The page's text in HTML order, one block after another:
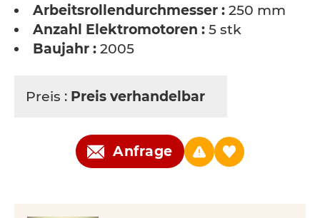
Arbeitsrollendurchmesser : 250 mm
Anzahl Elektromotoren : 5 stk
Baujahr : 2005
Preis : Preis verhandelbar
Anfrage